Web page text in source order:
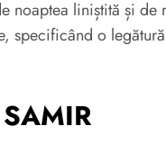
noaptea liniștită și de
specificând o